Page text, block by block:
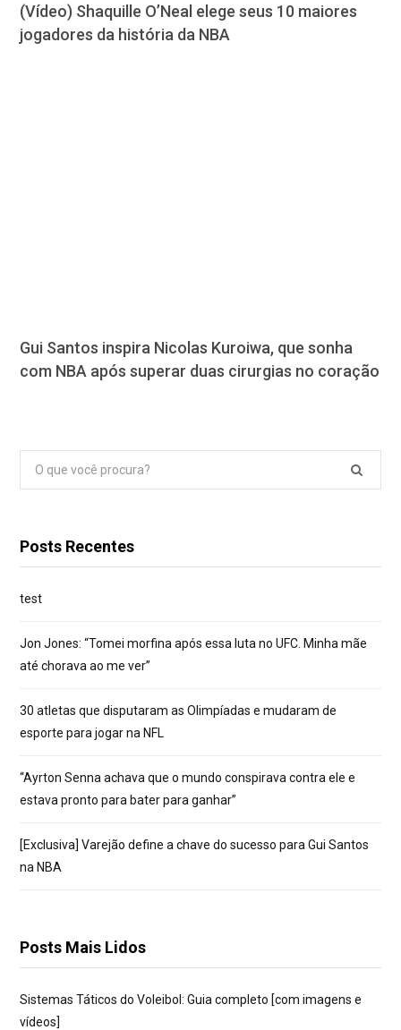
(Vídeo) Shaquille O’Neal elege seus 10 maiores
jogadores da história da NBA
Gui Santos inspira Nicolas Kuroiwa, que sonha
com NBA após superar duas cirurgias no coração
Pesquisar
por:
Posts Recentes
test
Jon Jones: “Tomei morfina após essa luta no UFC. Minha mãe
até chorava ao me ver”
30 atletas que disputaram as Olimpíadas e mudaram de
esporte para jogar na NFL
“Ayrton Senna achava que o mundo conspirava contra ele e
estava pronto para bater para ganhar”
[Exclusiva] Varejão define a chave do sucesso para Gui Santos
na NBA
Posts Mais Lidos
Sistemas Táticos do Voleibol: Guia completo [com imagens e
vídeos]